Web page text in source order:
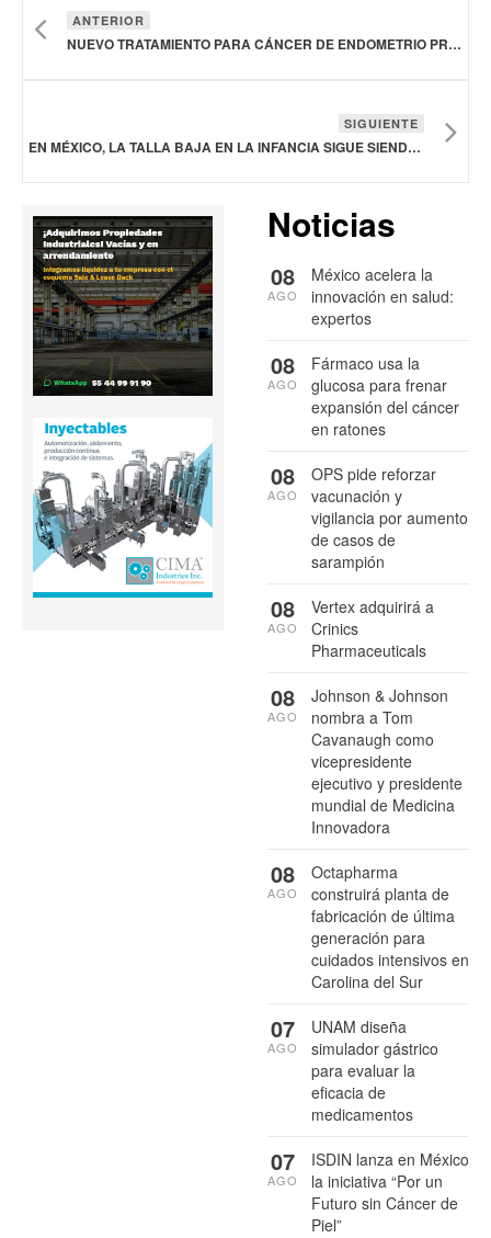
ANTERIOR
NUEVO TRATAMIENTO PARA CÁNCER DE ENDOMETRIO PRIMARIO AVANZADO AHORA DISPONIBLE EN MÉXICO
SIGUIENTE
EN MÉXICO, LA TALLA BAJA EN LA INFANCIA SIGUE SIENDO UNA REALIDAD SILENCIOSA
Noticias
México acelera la
innovación en salud:
expertos
08
AGO
Fármaco usa la
glucosa para frenar
expansión del cáncer
en ratones
08
AGO
OPS pide reforzar
vacunación y
vigilancia por aumento
de casos de
sarampión
08
AGO
Vertex adquirirá a
Crinics
Pharmaceuticals
08
AGO
Johnson & Johnson
nombra a Tom
Cavanaugh como
vicepresidente
ejecutivo y presidente
mundial de Medicina
Innovadora
08
AGO
Octapharma
construirá planta de
fabricación de última
generación para
cuidados intensivos en
Carolina del Sur
08
AGO
UNAM diseña
simulador gástrico
para evaluar la
eficacia de
medicamentos
07
AGO
ISDIN lanza en México
la iniciativa “Por un
Futuro sin Cáncer de
Piel”
07
AGO